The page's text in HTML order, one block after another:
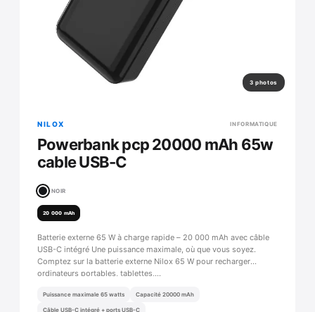
3 photos
NILOX INFORMATIQUE
Powerbank pcp 20000 mAh 65w
cable USB-C
NOIR
20 000 mAh
Batterie externe 65 W à charge rapide – 20 000 mAh avec câble
USB-C intégré Une puissance maximale, où que vous soyez.
Comptez sur la batterie externe Nilox 65 W pour recharger
ordinateurs portables, tablettes,…
Puissance maximale 65 watts Capacité 20000 mAh
Câble USB-C intégré + ports USB-C